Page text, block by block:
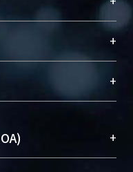
永久珍藏及向國際
能量，圖書館整合
）不同功能平
。期能整合研
researcher
+
+
+